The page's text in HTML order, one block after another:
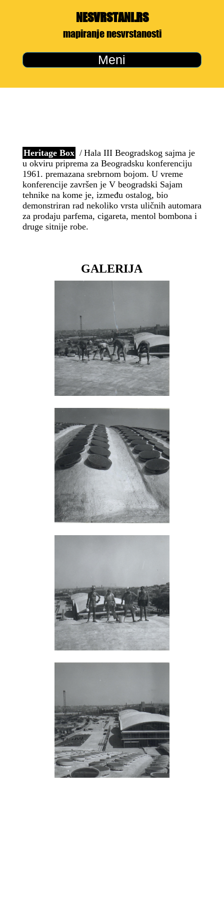
NESVRSTANI.RS
mapiranje nesvrstanosti
Meni
Heritage Box
Hala III Beogradskog sajma je
u okviru priprema za Beogradsku konferenciju
1961. premazana srebrnom bojom. U vreme
konferencije završen je V beogradski Sajam
tehnike na kome je, između ostalog, bio
demonstriran rad nekoliko vrsta uličnih automara
za prodaju parfema, cigareta, mentol bombona i
druge sitnije robe.
GALERIJA